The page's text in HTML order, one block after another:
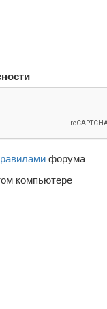
форума
компьютере